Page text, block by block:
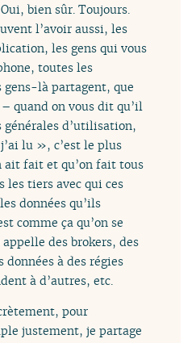
Oui, bien sûr. Toujours.
l’avoir aussi, les
les gens qui vous
toutes les
gens-là partagent, que
quand on vous dit qu’il
d’utilisation,
lu », c’est le plus
ait fait et qu’on fait tous
les tiers avec qui ces
données qu’ils
comme ça qu’on se
appelle des brokers, des
données à des régies
à d’autres, etc.
pour
justement, je partage